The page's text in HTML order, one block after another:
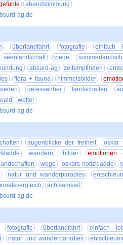
abendstimmung
ag.de
überlandfahrt fotografie einfach
seenlandschaft wege
absurd-ag zeitempfinden
flora + fauna himmelsbilder
gelassenheit landschaften
wetter
ag.de
augenblicke der freiheit oskar
wandern bilder emotionen
landschaften wege oskars notizkladde
natur und wanderparadies
achtsamkeit
ag.de
fotografie überlandfahrt einfach
natur und wanderparadies